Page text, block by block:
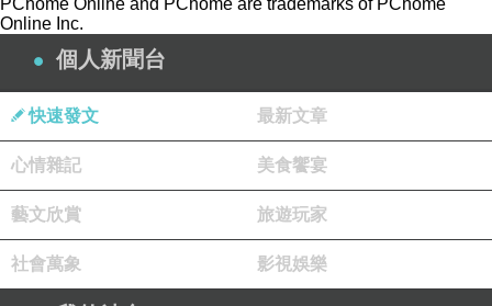
PChome Online and PChome are trademarks of PChome
Online Inc.
個人新聞台
快速發文 最新文章
心情雜記 美食饗宴
藝文欣賞 旅遊玩家
社會萬象 影視娛樂